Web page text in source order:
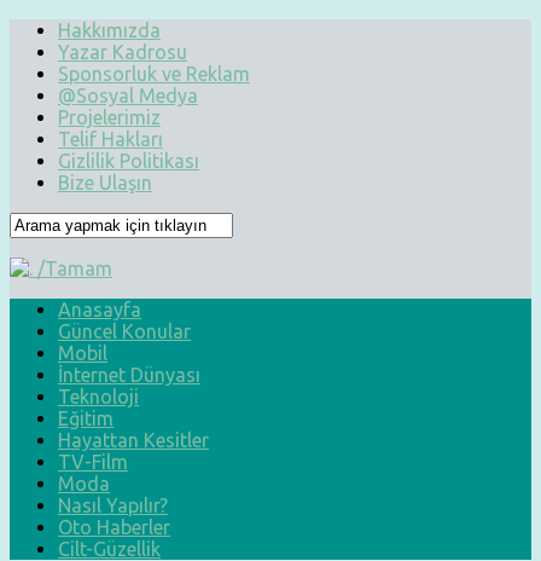
Hakkımızda
Yazar Kadrosu
Sponsorluk ve Reklam
@Sosyal Medya
Projelerimiz
Telif Hakları
Gizlilik Politikası
Bize Ulaşın
Anasayfa
Güncel Konular
Mobil
İnternet Dünyası
Teknoloji
Eğitim
Hayattan Kesitler
TV-Film
Moda
Nasıl Yapılır?
Oto Haberler
Cilt-Güzellik